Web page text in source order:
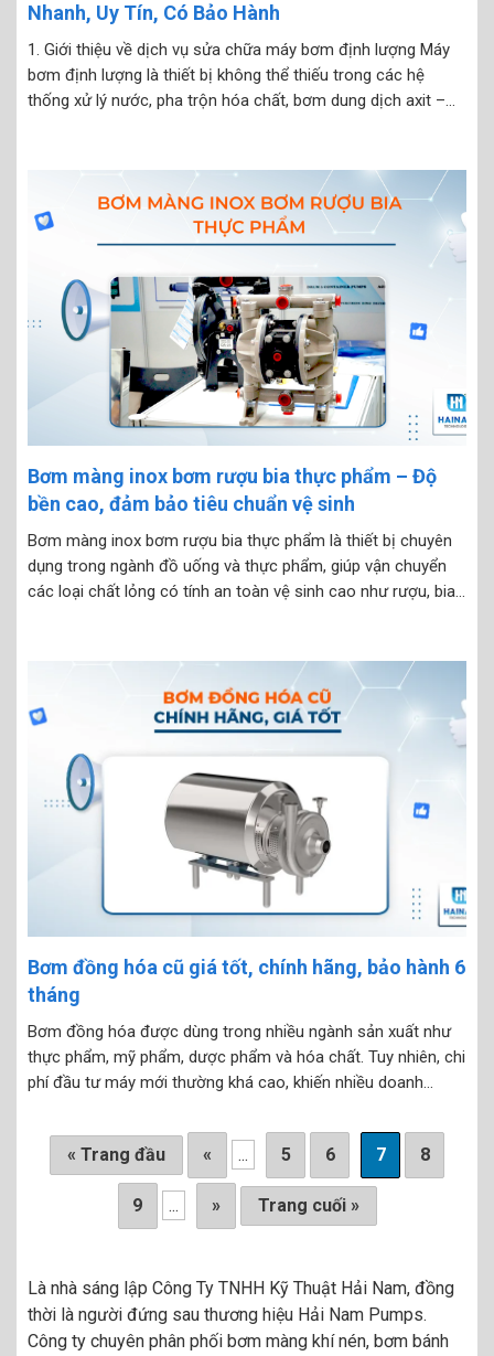
Nhanh, Uy Tín, Có Bảo Hành
1. Giới thiệu về dịch vụ sửa chữa máy bơm định lượng Máy
bơm định lượng là thiết bị không thể thiếu trong các hệ
thống xử lý nước, pha trộn hóa chất, bơm dung dịch axit –
Bơm màng inox bơm rượu bia thực phẩm – Độ
bền cao, đảm bảo tiêu chuẩn vệ sinh
Bơm màng inox bơm rượu bia thực phẩm là thiết bị chuyên
dụng trong ngành đồ uống và thực phẩm, giúp vận chuyển
các loại chất lỏng có tính an toàn vệ sinh cao như rượu, bia,
Bơm đồng hóa cũ giá tốt, chính hãng, bảo hành 6
tháng
Bơm đồng hóa được dùng trong nhiều ngành sản xuất như
thực phẩm, mỹ phẩm, dược phẩm và hóa chất. Tuy nhiên, chi
phí đầu tư máy mới thường khá cao, khiến nhiều doanh
vẫn đảm...
« Trang đầu « ... 5 6 7 8
9 ... » Trang cuối »
Là nhà sáng lập Công Ty TNHH Kỹ Thuật Hải Nam, đồng
thời là người đứng sau thương hiệu Hải Nam Pumps.
Công ty chuyên phân phối bơm màng khí nén, bơm bánh